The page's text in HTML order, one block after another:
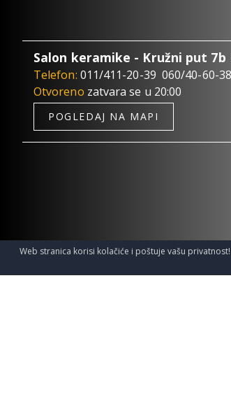
Salon keramike - Kružni put 7b
Telefon: 011/411-20-39 060/40-60-
Otvoreno zatvara se u 20:00
POGLEDAJ NA MAPI
Web stranica korisi kolačiće i poštuje vašu